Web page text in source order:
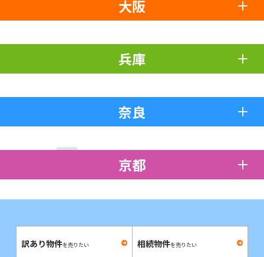
大阪
兵庫
奈良
京都
訳あり物件を売りたい 相続物件を売りたい